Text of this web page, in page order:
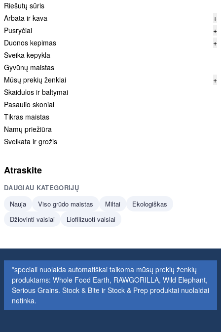
Riešutų sūris
Arbata ir kava
+
Pusryčiai
+
Duonos kepimas
+
Sveika kepykla
Gyvūnų maistas
Mūsų prekių ženklai
+
Skaidulos ir baltymai
Pasaulio skoniai
Tikras maistas
Namų priežiūra
Sveikata ir grožis
Atraskite
DAUGIAU KATEGORIJŲ
Nauja
Viso grūdo maistas Miltai
Ekologiškas
Džiovinti vaisiai
Liofilizuoti vaisiai
*speciali nuolaida automatiškai taikoma mūsų prekių ženklų
produktams: Whole Food Earth, RAWGORILLA, Wild Elephant,
Serious Grains. Stock & Bite ir Stock & Prep produktai nuolaidai
netinka.